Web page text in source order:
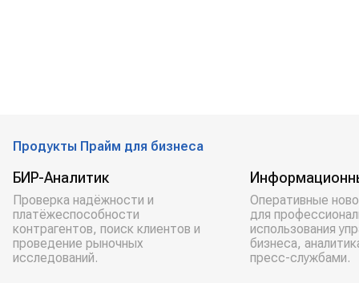
Продукты Прайм для бизнеса
БИР-Аналитик
Проверка надёжности и
платёжеспособности
контрагентов, поиск клиентов и
проведение рыночных
исследований.
Оперативные
для
использования
бизнеса,
пресс-службами.